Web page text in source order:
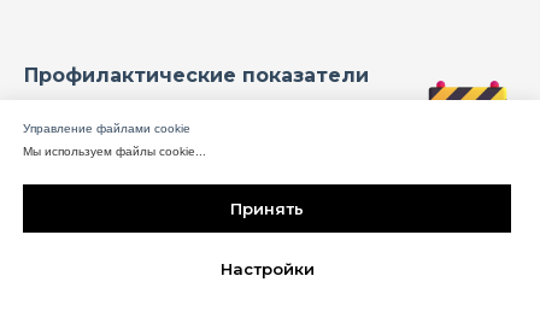
Профилактические показатели
Снижение количества
необоснованныхобвинений
25%
Предотвращение превышения
полномочийследователями — 40%
Защита от незаконного
Управление файлами cookie
Мы используем файлы cookie...
Принять
Настройки